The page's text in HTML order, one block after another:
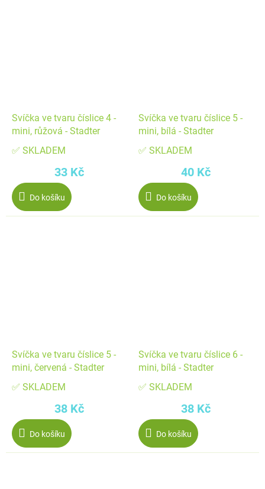
Svíčka ve tvaru číslice 4 -
mini, růžová - Stadter
✅ SKLADEM
33 Kč
Do košíku
Svíčka ve tvaru číslice 5 -
mini, bílá - Stadter
✅ SKLADEM
40 Kč
Do košíku
Svíčka ve tvaru číslice 5 -
mini, červená - Stadter
✅ SKLADEM
38 Kč
Do košíku
Svíčka ve tvaru číslice 6 -
mini, bílá - Stadter
✅ SKLADEM
38 Kč
Do košíku